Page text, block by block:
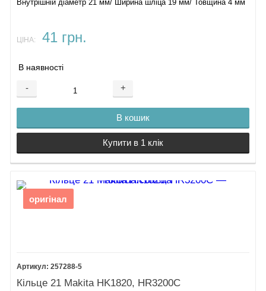
Внутрішній діаметр 21 мм/ Ширина шліца 19 мм/ Товщина 4 мм
ЦІНА: 41 грн.
В наявності
- +
В кошик
Купити в 1 клік
оригінал
257288-5
Кільце 21 Makita HK1820, HR3200C